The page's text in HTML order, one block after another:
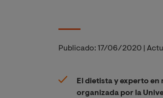
Publicado: 17/06/2020
El dietista y experto
organizada por la